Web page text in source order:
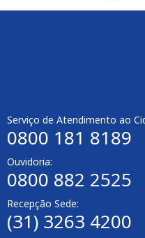
Serviço de Atendimento ao
0800 181 8189
Ouvidoria:
0800 882 2525
Recepção Sede:
(31) 3263 4200